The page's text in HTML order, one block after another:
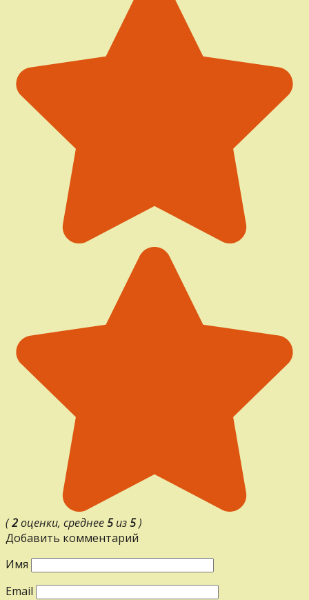
(2оценки, среднее5из5)
Добавить комментарий
Имя
Email